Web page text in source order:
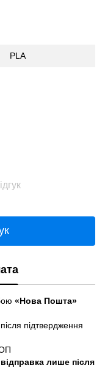
PLA
«Нова Пошта»
після підтвердження
лише після